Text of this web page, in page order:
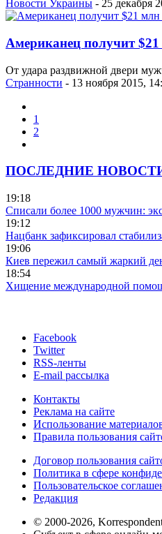
Новости Украины - 25 декабря
Американец получит
От удара раздвижной двери
Странности - 13 ноября 2015,
1
2
ПОСЛЕДНИЕ
19:18
Списали более 1000 мужчин:
19:12
Нацбанк зафиксировал
19:06
Киев пережил самый жаркий
18:54
Хищение международной
Facebook
Twitter
RSS-ленты
E-mail рассылка
Контакты
Реклама на сайте
Использование
Правила пользования
Договор пользования
Политика в сфере
Пользовательское
Редакция
© 2000-2026,